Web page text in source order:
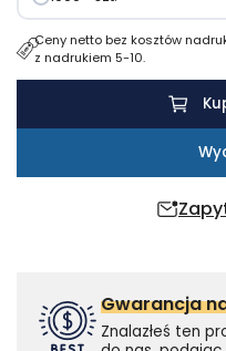
Ceny netto bez kosztów
z nadrukiem 5-10.
Gwarancja
Znalazłeś ten